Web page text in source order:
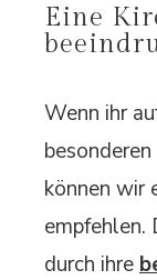
Eine
Wenn ihr
können wir
empfehlen.
durch ihre